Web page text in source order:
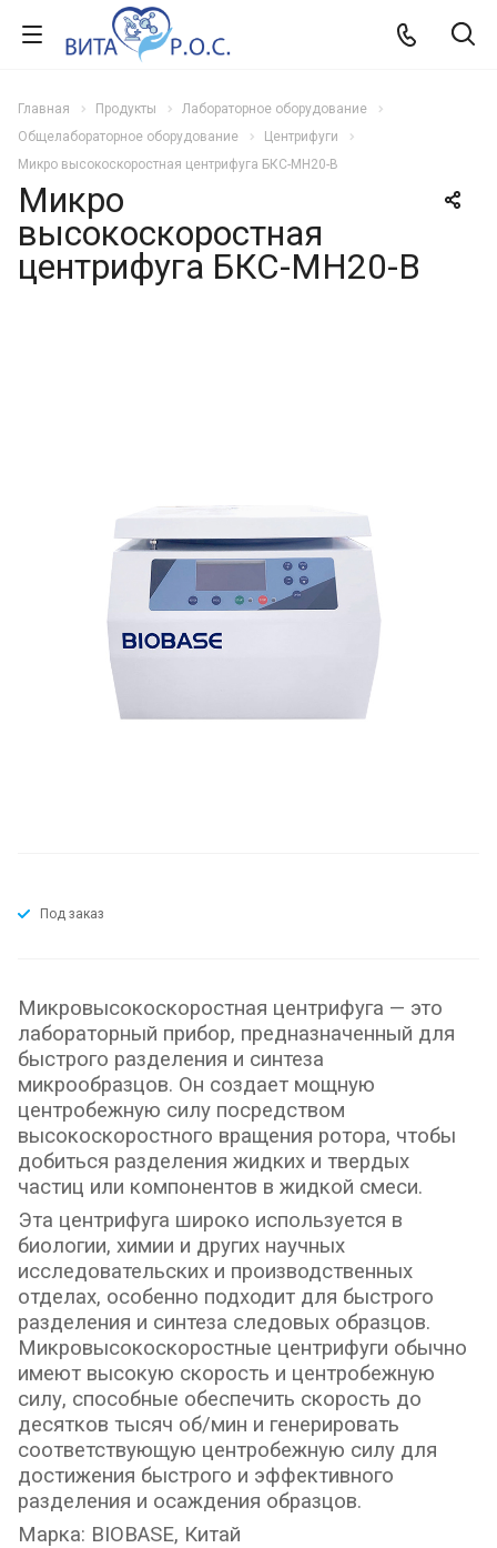
Главная Продукты
Лабораторное оборудование
Общелабораторное оборудование
Центрифуги
Микро высокоскоростная центрифуга БКС-МН20-B
Микро
высокоскоростная
центрифуга БКС-МН20-B
Под заказ
Микровысокоскоростная центрифуга — это
лабораторный прибор, предназначенный для
быстрого разделения и синтеза
микрообразцов. Он создает мощную
центробежную силу посредством
высокоскоростного вращения ротора, чтобы
добиться разделения жидких и твердых
частиц или компонентов в жидкой смеси.
Эта центрифуга широко используется в
биологии, химии и других научных
исследовательских и производственных
отделах, особенно подходит для быстрого
разделения и синтеза следовых образцов.
Микровысокоскоростные центрифуги обычно
имеют высокую скорость и центробежную
силу, способные обеспечить скорость до
десятков тысяч об/мин и генерировать
соответствующую центробежную силу для
достижения быстрого и эффективного
разделения и осаждения образцов.
Марка: BIOBASE, Китай